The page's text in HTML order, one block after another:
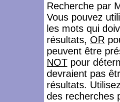
Recherche par
Vous pouvez
les mots qui
résultats, OR
peuvent être
NOT pour
devraient pas
résultats.
des recherches